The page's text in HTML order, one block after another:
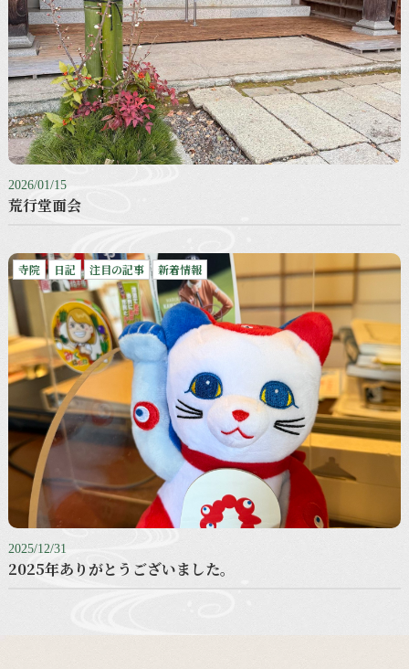
2026/01/15
荒行堂面会
寺院 日記 注目の記事 新着情報
2025/12/31
2025年ありがとうございました。